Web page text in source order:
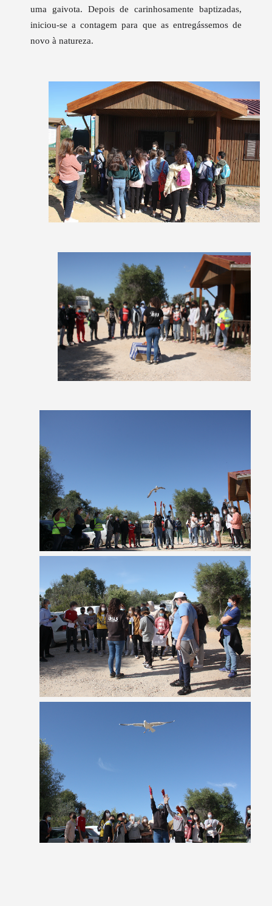
uma gaivota. Depois de carinhosamente baptizadas,
iniciou-se a contagem para que as entregássemos de
novo à natureza.